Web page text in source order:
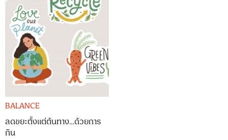
BALANCE
ลดขยะตั้งแต่ต้นทาง…ด้วยการ
กิน